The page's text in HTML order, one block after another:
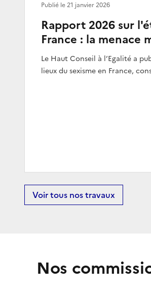
Rapport 2026 sur
France : la menace
Le Haut Conseil à l’Egalité a
lieux du sexisme en France,
Publié le21 janvier 2026
Voir tous nos travaux
Nos